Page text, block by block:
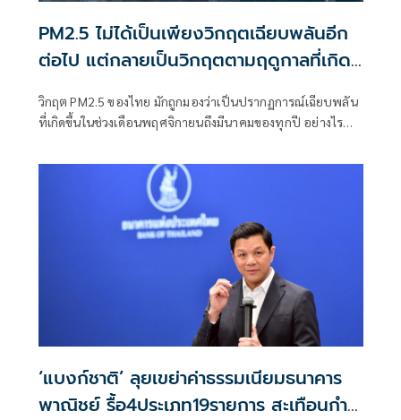
PM2.5 ไม่ได้เป็นเพียงวิกฤตเฉียบพลันอีก
ต่อไป แต่กลายเป็นวิกฤตตามฤดูกาลที่เกิด
วิกฤต PM2.5 ของไทย มักถูกมองว่าเป็นปรากฏการณ์เฉียบพลัน
ที่เกิดขึ้นในช่วงเดือนพฤศจิกายนถึงมีนาคมของทุกปี อย่างไร
ฤดูกาล
‘แบงก์​ชาติ’ ลุยเขย่าค่าธรรมเนียมธนาคาร
พาณิชย์ รื้อ4ประเภท19รายการ สะเทือนกำไร